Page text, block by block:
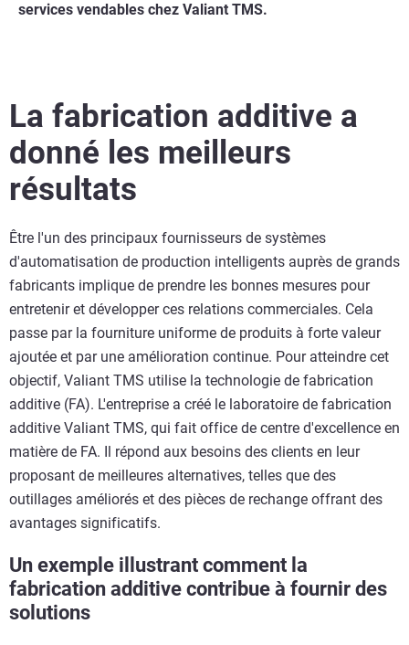
services vendables chez Valiant TMS.
La fabrication additive a
donné les meilleurs
résultats
Être l'un des principaux fournisseurs de systèmes
d'automatisation de production intelligents auprès de grands
fabricants implique de prendre les bonnes mesures pour
entretenir et développer ces relations commerciales. Cela
passe par la fourniture uniforme de produits à forte valeur
ajoutée et par une amélioration continue. Pour atteindre cet
objectif, Valiant TMS utilise la technologie de fabrication
additive (FA). L'entreprise a créé le laboratoire de fabrication
additive Valiant TMS, qui fait office de centre d'excellence en
matière de FA. Il répond aux besoins des clients en leur
proposant de meilleures alternatives, telles que des
outillages améliorés et des pièces de rechange offrant des
avantages significatifs.
Un exemple illustrant comment la
fabrication additive contribue à fournir des
solutions